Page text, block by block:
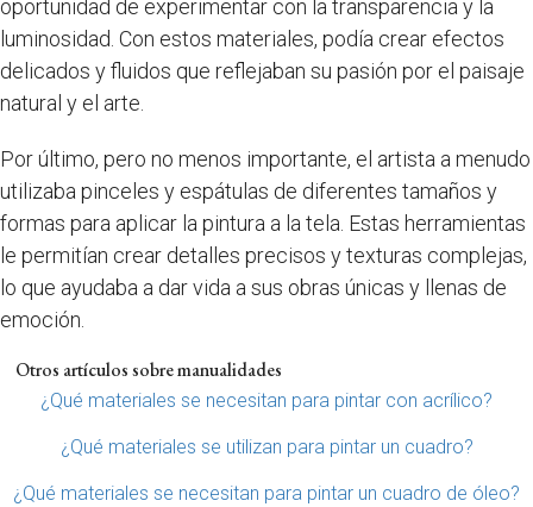
oportunidad de experimentar con la transparencia y la
luminosidad. Con estos materiales, podía crear efectos
delicados y fluidos que reflejaban su pasión por el paisaje
natural y el arte.
Por último, pero no menos importante, el artista a menudo
utilizaba pinceles y espátulas de diferentes tamaños y
formas para aplicar la pintura a la tela. Estas herramientas
le permitían crear detalles precisos y texturas complejas,
lo que ayudaba a dar vida a sus obras únicas y llenas de
emoción.
Otros artículos sobre manualidades
¿Qué materiales se necesitan para pintar con acrílico?
¿Qué materiales se utilizan para pintar un cuadro?
¿Qué materiales se necesitan para pintar un cuadro de óleo?